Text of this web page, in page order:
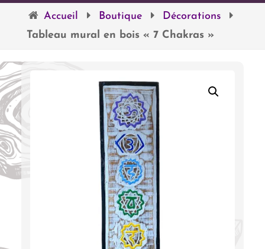
Accueil Boutique
Décorations
Tableau mural en bois « 7 Chakras »